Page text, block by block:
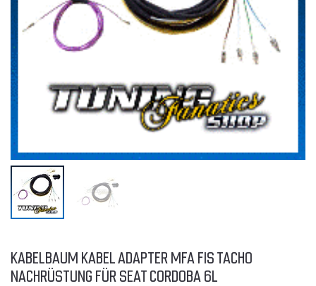
KABELBAUM KABEL ADAPTER MFA FIS TACHO
NACHRÜSTUNG FÜR SEAT CORDOBA 6L